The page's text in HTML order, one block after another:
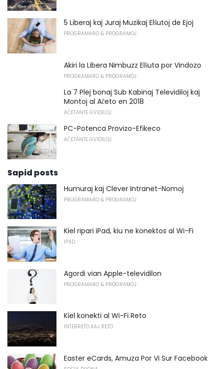
5 Liberaj kaj Juraj Muzikaj Elŝutoj de Ejoj
PROGRAMARO & PROGRAMOJ
Akiri la Libera Nimbuzz Elŝuta por Vindozo
PROGRAMARO & PROGRAMOJ
La 7 Plej bonaj Sub Kabinaj Televidiloj kaj
Montoj al Aĉeto en 2018
AĈETANTE GVIDILOJ
PC-Potenca Provizo-Efikeco
AĈETANTE GVIDILOJ
Sapid posts
Humuraj kaj Clever Intranet-Nomoj
PROGRAMARO & PROGRAMOJ
Kiel ripari iPad, kiu ne konektos al Wi-Fi
IPAD
Agordi vian Apple-televidilon
PROGRAMARO & PROGRAMOJ
Kiel konekti al Wi-Fi Reto
INTERRETO KAJ RETO
Easter eCards, Amuza Por Vi Sur Facebook